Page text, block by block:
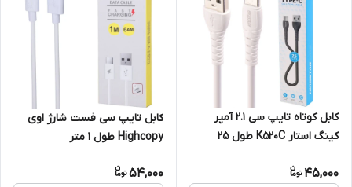
کابل کوتاه تایپ سی 2.1 آمپر
کینگ استار K520C طول 25
45,000
کابل تایپ سی فست شارژ اوی
Highcopy طول 1 متر
54,000